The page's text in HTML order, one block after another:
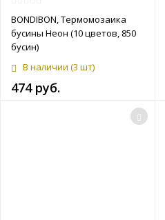
BONDIBON, Термомозаика
бусины Неон (10 цветов, 850
бусин)
В наличии (3 шт)
474 руб.